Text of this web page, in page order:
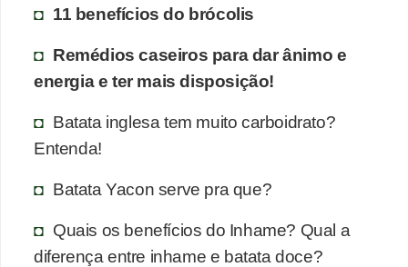
11 benefícios do brócolis
Remédios caseiros para dar ânimo e
energia e ter mais disposição!
Batata inglesa tem muito carboidrato?
Entenda!
Batata Yacon serve pra que?
Quais os benefícios do Inhame? Qual a
diferença entre inhame e batata doce?